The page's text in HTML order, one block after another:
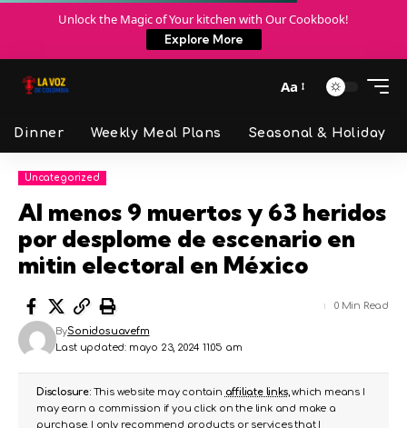
Unlock the Magic of Your kitchen with Our Cookbook!
Explore More
Aa
Dinner Weekly Meal Plans Seasonal & Holiday
Uncategorized
Al menos 9 muertos y 63 heridos
por desplome de escenario en
mitin electoral en México
Last updated: mayo 23, 2024 11:05 am
BySonidosuavefm
0 Min Read
Disclosure:This website may contain affiliate links, which means I
may earn a commission if you click on the link and make a
purchase. I only recommend products or services that I